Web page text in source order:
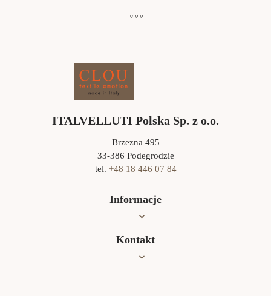
ITALVELLUTI Polska Sp. z o.o.
Brzezna 495
33-386 Podegrodzie
tel. +48 18 446 07 84
Informacje
Oferta
Kontakt